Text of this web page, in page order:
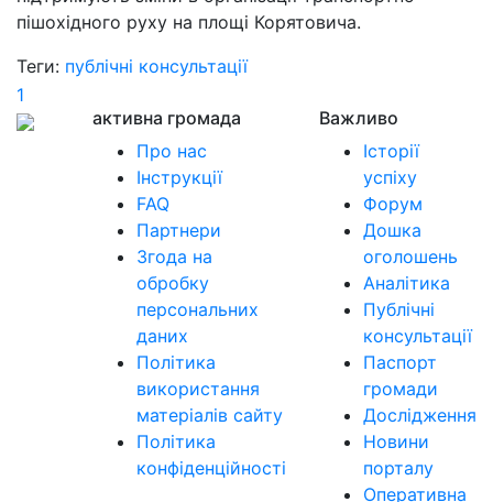
пішохідного руху на площі Корятовича.
Теги: публічні консультації
1
активна громада
Про нас
Інструкції
FAQ
Партнери
Згода на
обробку
персональних
даних
Політика
використання
матеріалів сайту
Політика
конфіденційності
Важливо
Історії
успіху
Форум
Дошка
оголошень
Аналітика
Публічні
консультації
Паспорт
громади
Дослідження
Новини
порталу
Оперативна